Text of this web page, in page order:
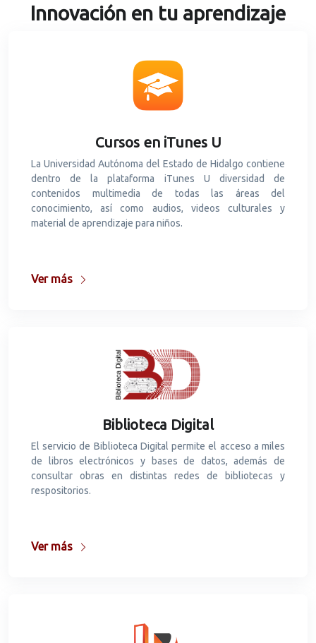
Innovación en tu aprendizaje
Cursos en iTunes U
La Universidad Autónoma del Estado de Hidalgo contiene
dentro de la plataforma iTunes U diversidad de
contenidos multimedia de todas las áreas del
conocimiento, así como audios, videos culturales y
material de aprendizaje para niños.
Ver más
Biblioteca Digital
El servicio de Biblioteca Digital permite el acceso a miles
de libros electrónicos y bases de datos, además de
consultar obras en distintas redes de bibliotecas y
respositorios.
Ver más